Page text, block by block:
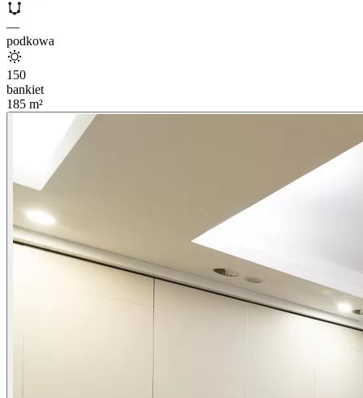
—
podkowa
150
bankiet
185 m²